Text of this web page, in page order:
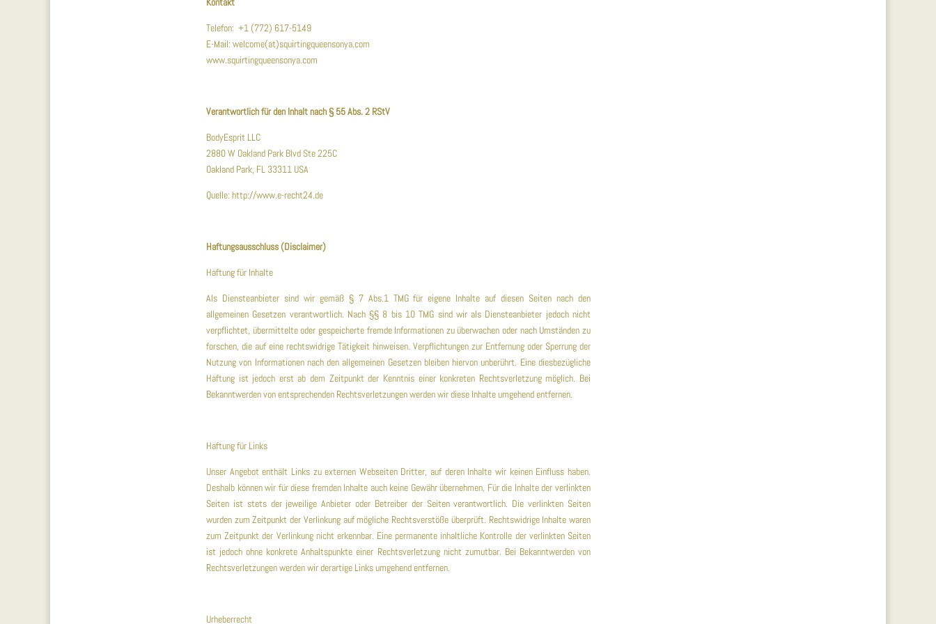
Telefon: +1 (772) 617-5149
E-Mail: welcome(at)squirtingqueensonya.com
www.squirtingqueensonya.com
Verantwortlich für den Inhalt nach § 55 Abs. 2 RStV
BodyEsprit LLC
2880 W Oakland Park Blvd Ste 225C
Oakland Park, FL 33311 USA
Quelle: http://www.e-recht24.de
Haftungsausschluss (Disclaimer)
Haftung für Inhalte
Als Diensteanbieter sind wir gemäß § 7 Abs.1 TMG für eigene Inhalte auf diesen Seiten nach den
allgemeinen Gesetzen verantwortlich. Nach §§ 8 bis 10 TMG sind wir als Diensteanbieter jedoch nicht
verpflichtet, übermittelte oder gespeicherte fremde Informationen zu überwachen oder nach Umständen zu
forschen, die auf eine rechtswidrige Tätigkeit hinweisen. Verpflichtungen zur Entfernung oder Sperrung der
Nutzung von Informationen nach den allgemeinen Gesetzen bleiben hiervon unberührt. Eine diesbezügliche
Haftung ist jedoch erst ab dem Zeitpunkt der Kenntnis einer konkreten Rechtsverletzung möglich. Bei
Bekanntwerden von entsprechenden Rechtsverletzungen werden wir diese Inhalte umgehend entfernen.
Haftung für Links
Unser Angebot enthält Links zu externen Webseiten Dritter, auf deren Inhalte wir keinen Einfluss haben.
Deshalb können wir für diese fremden Inhalte auch keine Gewähr übernehmen. Für die Inhalte der verlinkten
Seiten ist stets der jeweilige Anbieter oder Betreiber der Seiten verantwortlich. Die verlinkten Seiten
wurden zum Zeitpunkt der Verlinkung auf mögliche Rechtsverstöße überprüft. Rechtswidrige Inhalte waren
zum Zeitpunkt der Verlinkung nicht erkennbar. Eine permanente inhaltliche Kontrolle der verlinkten Seiten
ist jedoch ohne konkrete Anhaltspunkte einer Rechtsverletzung nicht zumutbar. Bei Bekanntwerden von
Rechtsverletzungen werden wir derartige Links umgehend entfernen.
Urheberrecht